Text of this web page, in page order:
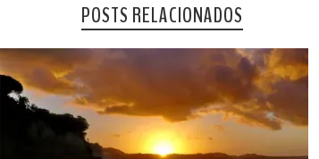
POSTS RELACIONADOS